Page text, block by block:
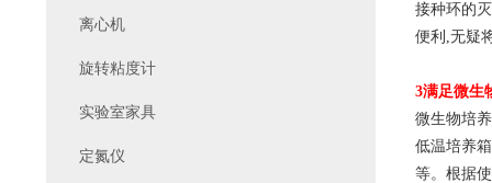
接种环的
便利,无疑
3满足微生
微生物培
低温培养
等。根据
离心机
旋转粘度计
实验室家具
定氮仪